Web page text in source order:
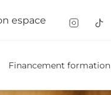
espace
Financement formation